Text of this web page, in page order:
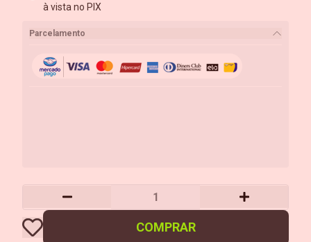
à vista no PIX
Parcelamento
COMPRAR